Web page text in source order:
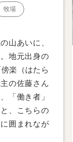
牧場
山あいに、
地元出身の
楽（はたら
の佐藤さん
「働き者」
、こちらの
囲まれなが